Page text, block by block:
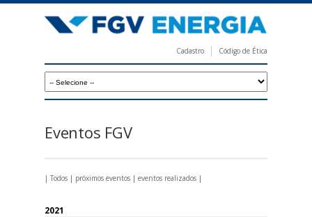
para
principal
V
r
Cadastro Código de Ética
Eventos FGV
| Todos | próximos eventos | eventos realizados |
2021